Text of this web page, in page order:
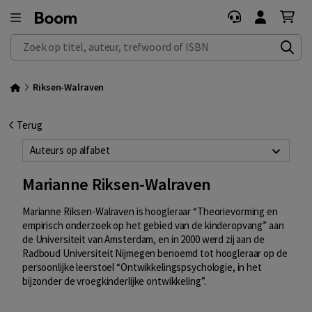
Zoek op titel, auteur, trefwoord of ISBN
Riksen-Walraven
Terug
Auteurs op alfabet
Marianne Riksen-Walraven
Marianne Riksen-Walraven is hoogleraar “Theorievorming en
empirisch onderzoek op het gebied van de kinderopvang” aan
de Universiteit van Amsterdam, en in 2000 werd zij aan de
Radboud Universiteit Nijmegen benoemd tot hoogleraar op de
persoonlijke leerstoel “Ontwikkelingspsychologie, in het
bijzonder de vroegkinderlijke ontwikkeling”.